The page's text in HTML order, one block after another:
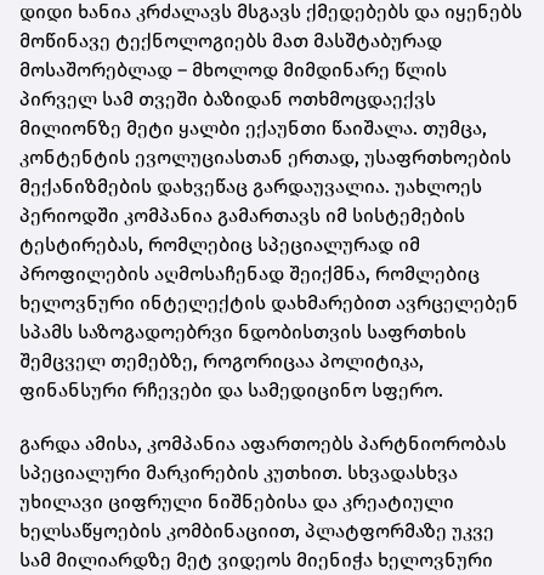
დიდი ხანია კრძალავს მსგავს ქმედებებს და იყენებს
მოწინავე ტექნოლოგიებს მათ მასშტაბურად
მოსაშორებლად – მხოლოდ მიმდინარე წლის
პირველ სამ თვეში ბაზიდან ოთხმოცდაექვს
მილიონზე მეტი ყალბი ექაუნთი წაიშალა. თუმცა,
კონტენტის ევოლუციასთან ერთად, უსაფრთხოების
მექანიზმების დახვეწაც გარდაუვალია. უახლოეს
პერიოდში კომპანია გამართავს იმ სისტემების
ტესტირებას, რომლებიც სპეციალურად იმ
პროფილების აღმოსაჩენად შეიქმნა, რომლებიც
ხელოვნური ინტელექტის დახმარებით ავრცელებენ
სპამს საზოგადოებრვი ნდობისთვის საფრთხის
შემცველ თემებზე, როგორიცაა პოლიტიკა,
ფინანსური რჩევები და სამედიცინო სფერო.
გარდა ამისა, კომპანია აფართოებს პარტნიორობას
სპეციალური მარკირების კუთხით. სხვადასხვა
უხილავი ციფრული ნიშნებისა და კრეატიული
ხელსაწყოების კომბინაციით, პლატფორმაზე უკვე
სამ მილიარდზე მეტ ვიდეოს მიენიჭა ხელოვნური